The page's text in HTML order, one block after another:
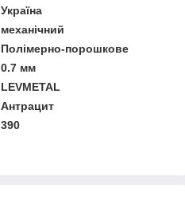
Україна
механічний
Полімерно-порошкове
0.7 мм
LEVMETAL
Антрацит
390